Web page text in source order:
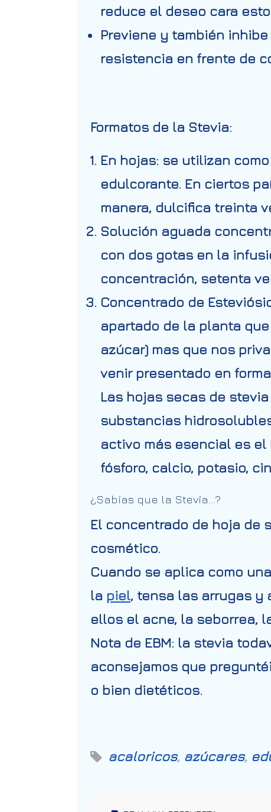
reduce el deseo cara
Previene y también
resistencia en frente de
Formatos de la Stevia:
En hojas: se utilizan
edulcorante. En ciertos
manera, dulcifica treinta
Solución aguada
con dos gotas en la
concentración, setenta
Concentrado de
apartado de la planta
azúcar) mas que nos
venir presentado en
Las hojas secas de
substancias
activo más esencial es el
fósforo, calcio, potasio,
¿Sabías que la Stevia…?
El concentrado de hoja de
cosmético.
Cuando se aplica como
la piel, tensa las arrugas y
ellos el acne, la seborrea,
Nota de EBM: la stevia
aconsejamos que
o bien dietéticos.
acaloricos, azúcares,